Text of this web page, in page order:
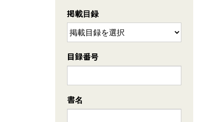
掲載目録
目録番号
書名